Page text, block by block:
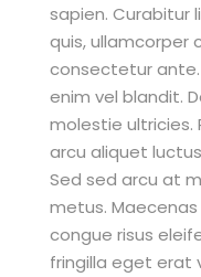
sapien. Curabitur
quis, ullamcorper
consectetur
enim vel blandit.
molestie ultricies.
arcu aliquet
Sed sed arcu at
metus.
congue risus
fringilla eget erat